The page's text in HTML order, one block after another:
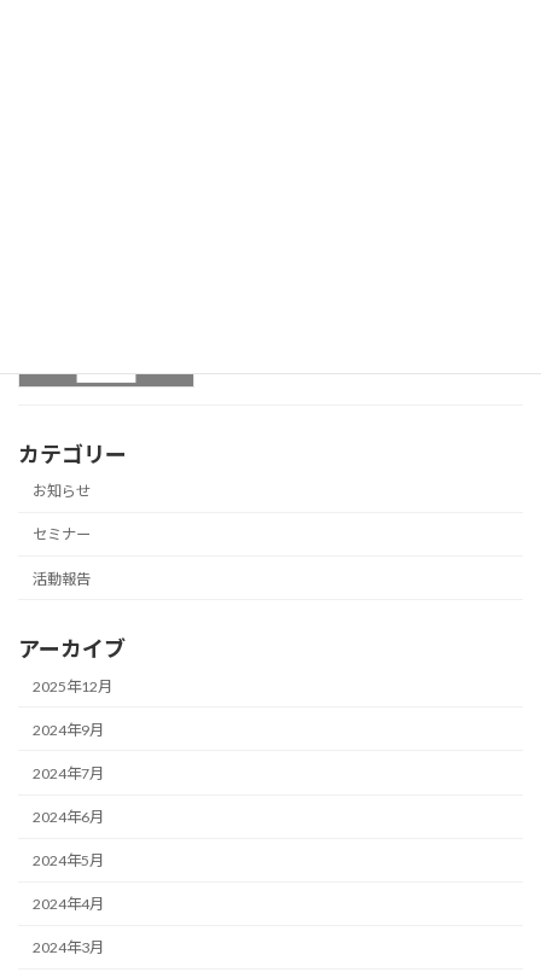
カテゴリー
お知らせ
セミナー
活動報告
アーカイブ
2025年12月
2024年9月
2024年7月
2024年6月
2024年5月
2024年4月
2024年3月